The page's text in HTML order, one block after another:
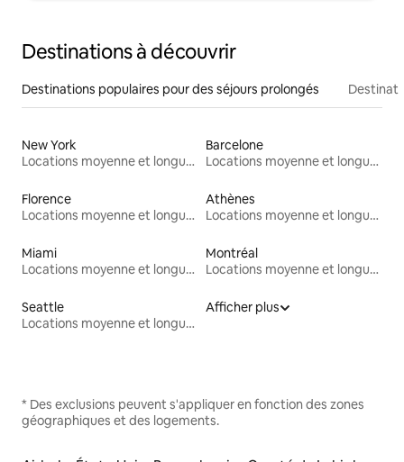
Destinations à découvrir
Destinations populaires pour des séjours prolongés
New York
Locations moyenne et longue durée
Barcelone
Locations moyenne et longue durée
Florence
Locations moyenne et longue durée
Athènes
Locations moyenne et longue durée
Miami
Locations moyenne et longue durée
Montréal
Locations moyenne et longue durée
Seattle
Locations moyenne et longue durée
Afficher plus
* Des exclusions peuvent s'appliquer en fonction des zones
géographiques et des logements.